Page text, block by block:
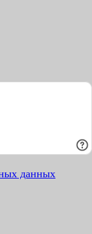
данных